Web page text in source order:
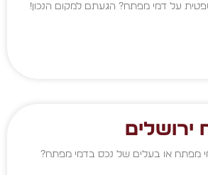
על דמי מפתח? הגעתם למקום הנכון!
ירושלים
מפתח או בעלים של נכס בדמי מפתח?